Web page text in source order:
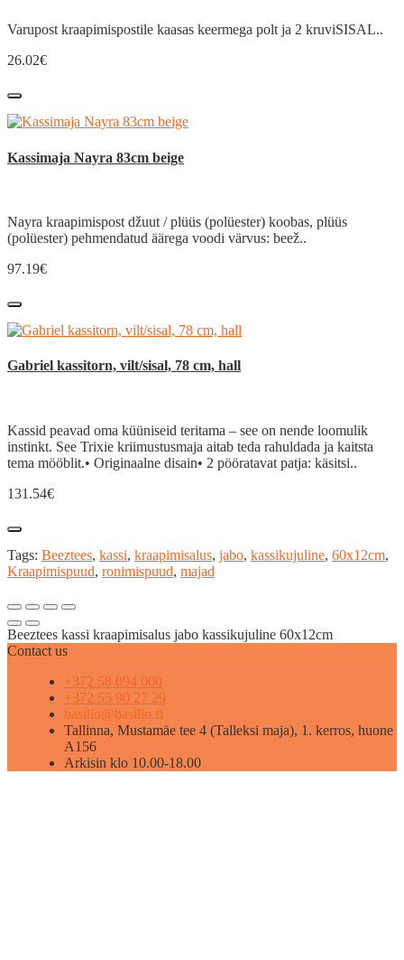
Varupost kraapimispostile kaasas keermega polt ja 2 kruviSISAL..
26.02€
Kassimaja Nayra 83cm beige
Nayra kraapimispost džuut / plüüs (polüester) koobas, plüüs
(polüester) pehmendatud äärega voodi värvus: beež..
97.19€
Gabriel kassitorn, vilt/sisal, 78 cm, hall
Kassid peavad oma küüniseid teritama – see on nende loomulik
instinkt. See Trixie kriimustusmaja aitab teda rahuldada ja kaitsta
tema mööblit.• Originaalne disain• 2 pööratavat patja: käsitsi..
131.54€
Tags: Beeztees, kassi, kraapimisalus, jabo, kassikujuline, 60x12cm,
Kraapimispuud, ronimispuud, majad
Beeztees kassi kraapimisalus jabo kassikujuline 60x12cm
Contact us
+372 58 094 000
+372 55 90 27 29
basilio@basilio.fi
Tallinna, Mustamäe tee 4 (Talleksi maja), 1. kerros, huone
A156
Arkisin klo 10.00-18.00